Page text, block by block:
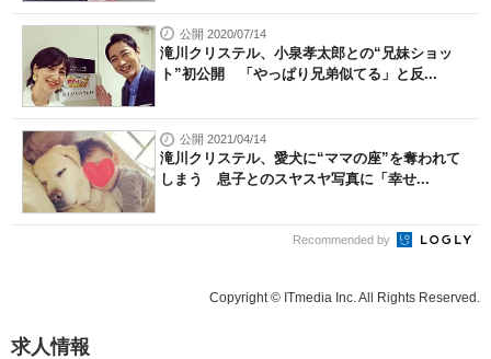
公開 2020/07/14
滝川クリステル、小泉孝太郎との“兄妹ショッ
ト”初公開 「やっぱり兄弟似てる」と反...
公開 2021/04/14
滝川クリステル、愛犬に“ママの座”を奪われて
しまう 息子とのスヤスヤ写真に「幸せ...
Recommended by
Copyright © ITmedia Inc. All Rights Reserved.
求人情報